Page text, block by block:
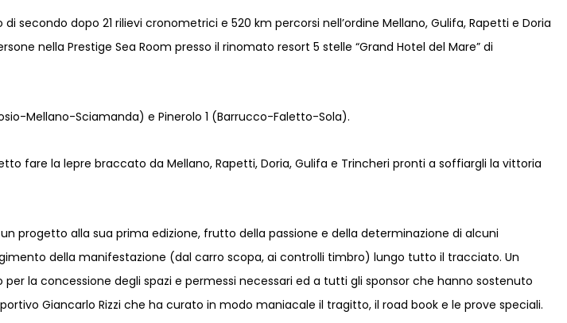
dopo 21 rilievi cronometrici e 520 km percorsi nell’ordine Mellano, Gulifa, Rapetti e Doria
nella Prestige Sea Room presso il rinomato resort 5 stelle “Grand Hotel del Mare” di
Mellano-Sciamanda) e Pinerolo 1 (Barrucco-Faletto-Sola).
fare la lepre braccato da Mellano, Rapetti, Doria, Gulifa e Trincheri pronti a soffiargli la vittoria
progetto alla sua prima edizione, frutto della passione e della determinazione di alcuni
della manifestazione (dal carro scopa, ai controlli timbro) lungo tutto il tracciato. Un
la concessione degli spazi e permessi necessari ed a tutti gli sponsor che hanno sostenuto
Giancarlo Rizzi che ha curato in modo maniacale il tragitto, il road book e le prove speciali.